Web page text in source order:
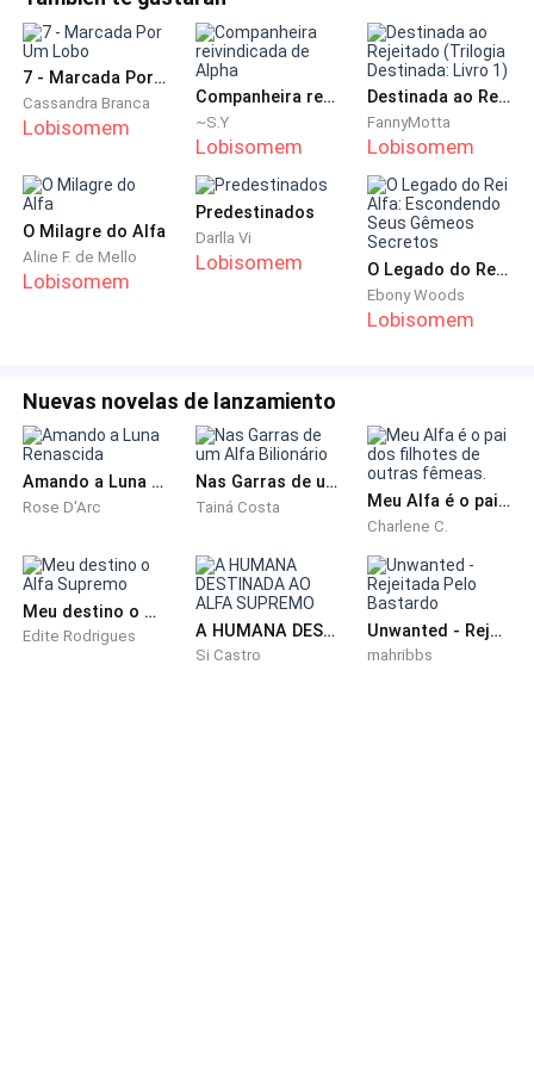
Minhas bochechas esquentam quando me lembro da
primeira vez que ele me disse que essa era sua
segunda sobremesa favorita e, na esperança de fazer
sua sobremesa favorita, perguntei a ele qual era a sua
favorita, só para ele sorrir e responder: "você."
Não posso deixar de sorrir de orelha a orelha, o
sentimento de euforia criando um zumbido agradável
ao meu redor, enquanto começo a trabalhar para que
tudo esteja perfeito para o seu retorno.
velas e a comida.
"Quase 9 da noite...". Ele chegará em breve.
Com os problemas que cercaram nossas fronteiras,
além de ter que administrar os negócios, Sebastian
costuma trabalhar até tarde da noite. Mas ele
tentaria chegar em casa às nove e meia e continuaria
trabalhando em casa, se necessário.
7 - Marcada Por Um Lobo
Cassandra Branca
Lobisomem
Companheira reivindicada de Alpha
~S.Y
Lobisomem
Destinada ao Rejeitado (Trilogia Destinada: Livro 1)
FannyMotta
Lobisomem
O Milagre do Alfa
Aline F. de Mello
Lobisomem
Predestinados
Darlla Vi
Lobisomem O Legado do Rei Alfa: Escondendo Seus Gêmeos Secretos
Ebony Woods
Lobisomem
Nuevas novelas de lanzamiento
Amando a Luna Renascida
Rose D'Arc
Nas Garras de um Alfa Bilionário
Tainá Costa Meu Alfa é o pai dos filhotes de outras fêmeas.
Charlene C.
Meu destino o Alfa Supremo
Edite Rodrigues A HUMANA DESTINADA AO ALFA SUPREMO
Si Castro
Unwanted - Rejeitada Pelo Bastardo
mahribbs